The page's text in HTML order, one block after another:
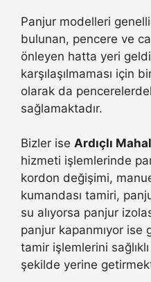
Panjur modelleri
bulunan, pencere ve
önleyen hatta yeri
karşılaşılmaması için
olarak da
sağlamaktadır.
Bizler ise Ardıçlı
hizmeti işlemlerinde
kordon değişimi,
kumandası tamiri,
su alıyorsa panjur
panjur kapanmıyor ise
tamir işlemlerini
şekilde yerine